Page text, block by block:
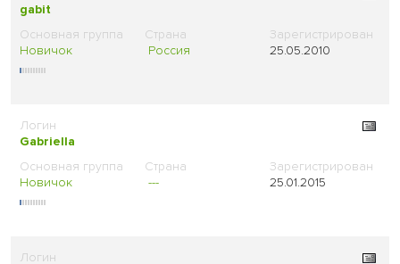
gabit
Новичок Россия 25.05.2010
Gabriella
Новичок --- 25.01.2015